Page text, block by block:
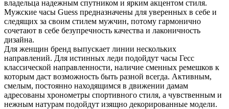
владельца надежным спутником и ярким акцентом стиля.
Мужские часы Guess предназначены для уверенных в себе и
следящих за своим стилем мужчин, потому гармонично
сочетают в себе безупречность качества и лаконичность
дизайна.
Для женщин бренд выпускает линии нескольких
направлений. Для истинных леди подойдут часы Гесс
классической направленности, наличие сменных ремешков к
которым даст возможность быть разной всегда. Активным,
смелым, постоянно находящимся в движении дамам
адресованы хронометры спортивного стиля, а чувственным и
нежным натурам подойдут изящно декорированные модели.